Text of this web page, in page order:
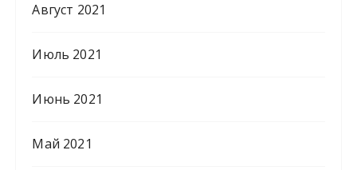
Август 2021
Июль 2021
Июнь 2021
Май 2021